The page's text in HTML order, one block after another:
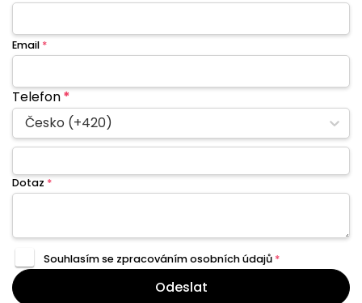
Email *
Telefon*
Česko (+420)
Dotaz *
Souhlasím se zpracovánímosobních údajů *
Odeslat